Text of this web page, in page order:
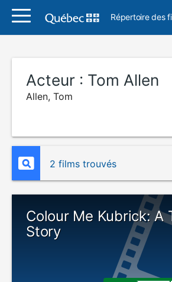
Répertoire des
Acteur : Tom Allen
Allen, Tom
2 films trouvés
Colour Me Kubrick: A
Story